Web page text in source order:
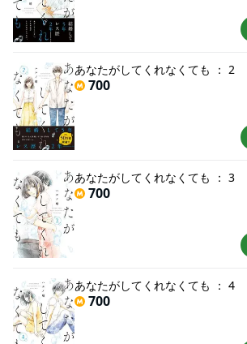
あなたがしてくれなくても ： 2
700
あなたがしてくれなくても ： 3
700
あなたがしてくれなくても ： 4
700